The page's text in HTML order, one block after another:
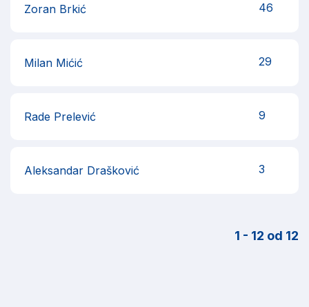
Zoran Brkić 46
Milan Mićić 29
Rade Prelević 9
Aleksandar Drašković 3
1 - 12 od 12